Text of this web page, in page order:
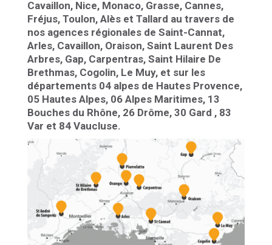
Cavaillon, Nice, Monaco, Grasse, Cannes,
Fréjus, Toulon, Alès et Tallard au travers de
nos agences régionales de Saint-Cannat,
Arles, Cavaillon, Oraison, Saint Laurent Des
Arbres, Gap, Carpentras, Saint Hilaire De
Brethmas, Cogolin, Le Muy, et sur les
départements 04 alpes de Hautes Provence,
05 Hautes Alpes, 06 Alpes Maritimes, 13
Bouches du Rhône, 26 Drôme, 30 Gard , 83
Var et 84 Vaucluse.